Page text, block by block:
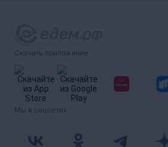
Скачать приложение
Мы в соцсетях